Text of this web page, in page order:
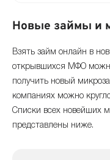
Новые займы и
Взять займ онлайн в
открывшихся МФО
получить новый
компаниях можно
Списки всех новейших
представлены ниже.